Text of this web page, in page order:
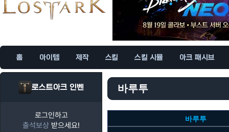
홈 아이템 제작 스킬 스킬 시뮬 아크 패시브
로스트아크 인벤
로그인하고
출석보상 받으세요!
바루투
바루투